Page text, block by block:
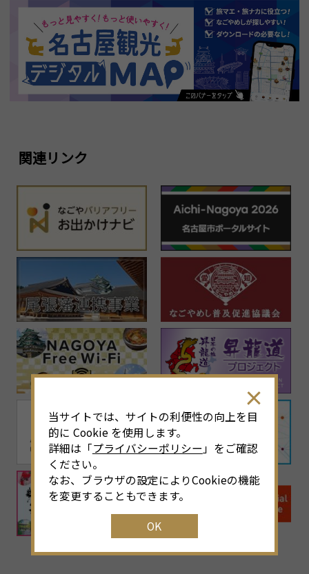
関連リンク
当サイトでは、サイトの利便性の向上を目
的に Cookie を使用します。
詳細は「プライバシーポリシー 」をご確認
ください。
なお、ブラウザの設定によりCookieの機能
を変更することもできます。
OK